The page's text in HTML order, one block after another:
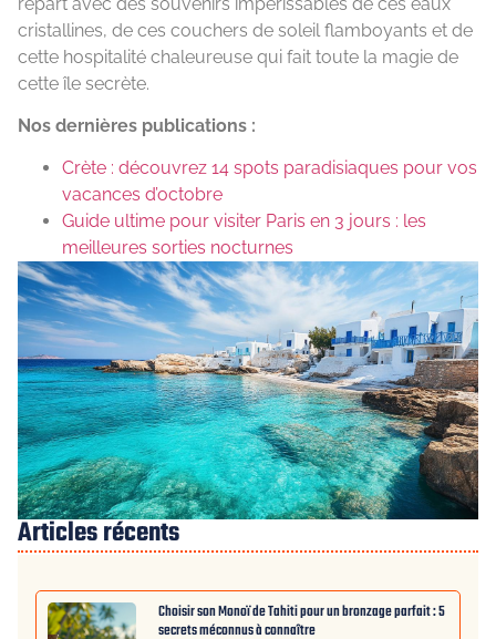
cristallines, de ces couchers de soleil flamboyants et de
cette hospitalité chaleureuse qui fait toute la magie de
cette île secrète.
Nos dernières publications :
Crète : découvrez 14 spots paradisiaques pour vos
vacances d’octobre
Guide ultime pour visiter Paris en 3 jours : les
meilleures sorties nocturnes
Articles récents
Choisir son Monoï de Tahiti pour un bronzage parfait : 5
secrets méconnus à connaître